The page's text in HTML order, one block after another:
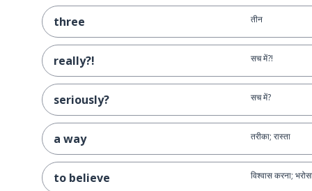
three तीन
really?! सच में?!
seriously? सच में?
a way तरीका; रास्ता
to believe विश्वास करना;